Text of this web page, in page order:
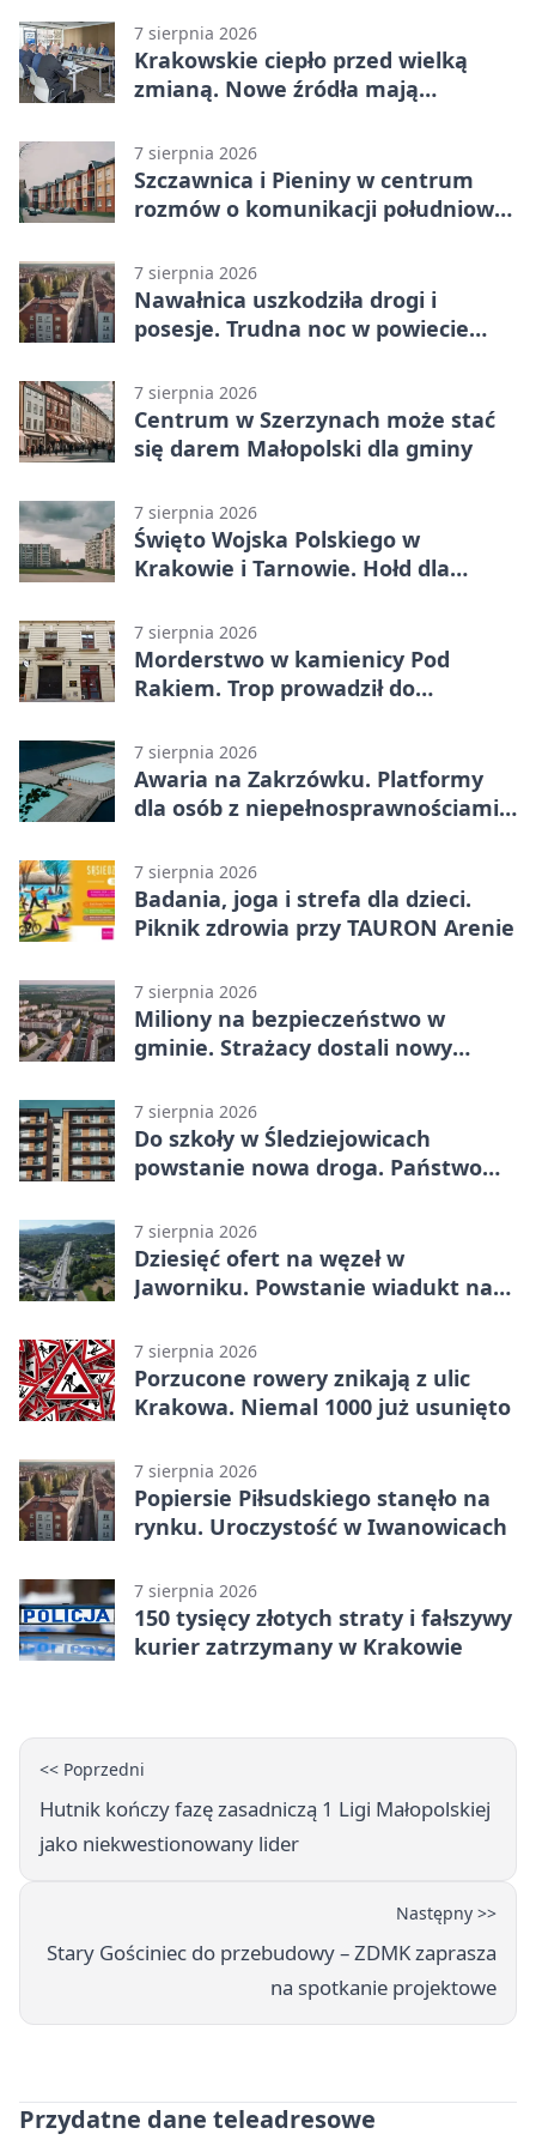
7 sierpnia 2026
Krakowskie ciepło przed wielką
zmianą. Nowe źródła mają
7 sierpnia 2026
Szczawnica i Pieniny w centrum
rozmów o komunikacji południowej
7 sierpnia 2026
Nawałnica uszkodziła drogi i
posesje. Trudna noc w powiecie
7 sierpnia 2026
Centrum w Szerzynach może stać
się darem Małopolski dla gminy
7 sierpnia 2026
Święto Wojska Polskiego w
Krakowie i Tarnowie. Hołd dla
7 sierpnia 2026
Morderstwo w kamienicy Pod
Rakiem. Trop prowadził do
7 sierpnia 2026
Awaria na Zakrzówku. Platformy
dla osób z niepełnosprawnościami
7 sierpnia 2026
Badania, joga i strefa dla dzieci.
Piknik zdrowia przy TAURON Arenie
7 sierpnia 2026
Miliony na bezpieczeństwo w
gminie. Strażacy dostali nowy
7 sierpnia 2026
Do szkoły w Śledziejowicach
powstanie nowa droga. Państwo
7 sierpnia 2026
Dziesięć ofert na węzeł w
Jaworniku. Powstanie wiadukt nad
7 sierpnia 2026
Porzucone rowery znikają z ulic
Krakowa. Niemal 1000 już usunięto
7 sierpnia 2026
Popiersie Piłsudskiego stanęło na
rynku. Uroczystość w Iwanowicach
7 sierpnia 2026
150 tysięcy złotych straty i fałszywy
kurier zatrzymany w Krakowie
<< Poprzedni
Hutnik kończy fazę zasadniczą 1 Ligi Małopolskiej
jako niekwestionowany lider
Następny >>
Stary Gościniec do przebudowy – ZDMK zaprasza
na spotkanie projektowe
Przydatne dane teleadresowe